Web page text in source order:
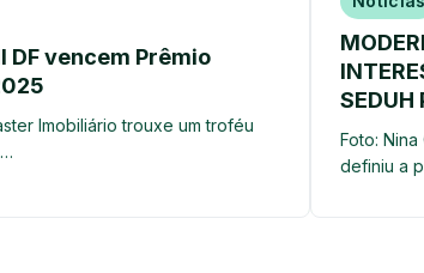
DF vencem Prêmio
Imobiliário trouxe um troféu
SEDUH
Foto:
definiu a